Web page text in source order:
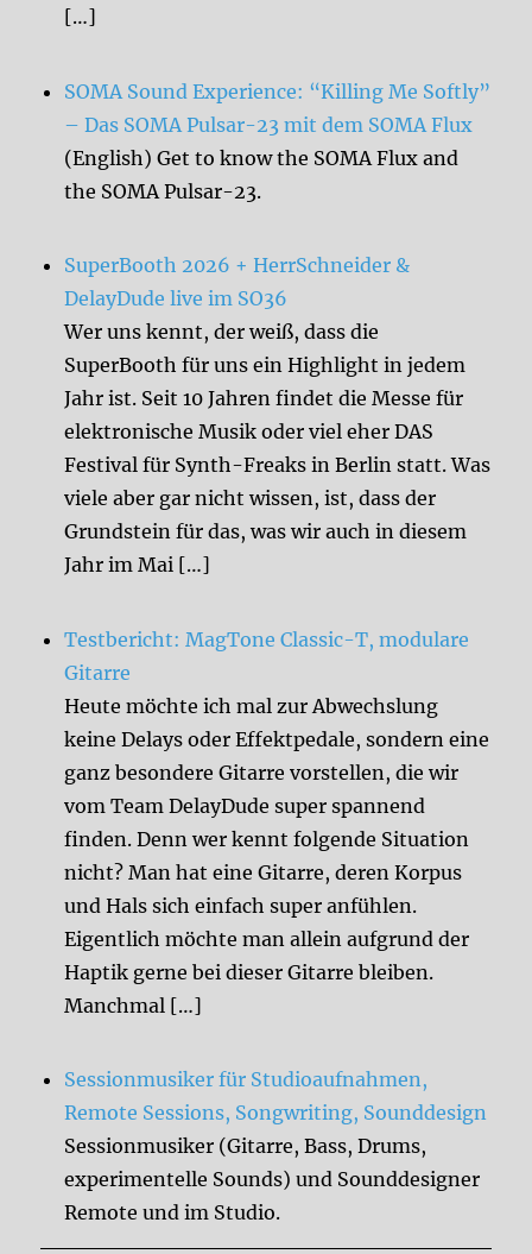
[…]
SOMA Sound Experience: “Killing Me Softly”
– Das SOMA Pulsar-23 mit dem SOMA Flux
(English) Get to know the SOMA Flux and
the SOMA Pulsar-23.
SuperBooth 2026 + HerrSchneider &
DelayDude live im SO36
Wer uns kennt, der weiß, dass die
SuperBooth für uns ein Highlight in jedem
Jahr ist. Seit 10 Jahren findet die Messe für
elektronische Musik oder viel eher DAS
Festival für Synth-Freaks in Berlin statt. Was
viele aber gar nicht wissen, ist, dass der
Grundstein für das, was wir auch in diesem
Jahr im Mai […]
Testbericht: MagTone Classic-T, modulare
Gitarre
Heute möchte ich mal zur Abwechslung
keine Delays oder Effektpedale, sondern eine
ganz besondere Gitarre vorstellen, die wir
vom Team DelayDude super spannend
finden. Denn wer kennt folgende Situation
nicht? Man hat eine Gitarre, deren Korpus
und Hals sich einfach super anfühlen.
Eigentlich möchte man allein aufgrund der
Haptik gerne bei dieser Gitarre bleiben.
Manchmal […]
Sessionmusiker für Studioaufnahmen,
Remote Sessions, Songwriting, Sounddesign
Sessionmusiker (Gitarre, Bass, Drums,
experimentelle Sounds) und Sounddesigner
Remote und im Studio.